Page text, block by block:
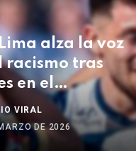
alza la voz
racismo tras
en el
VIRAL
DE 2026